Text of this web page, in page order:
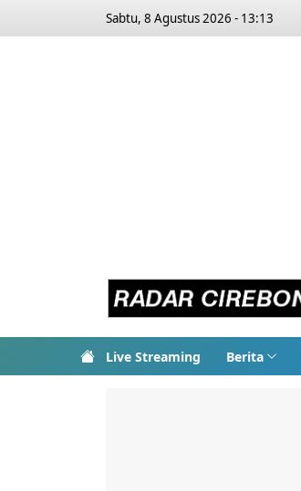
Sabtu, 8 Agustus 2026 - 13:13
Live Streaming Berita